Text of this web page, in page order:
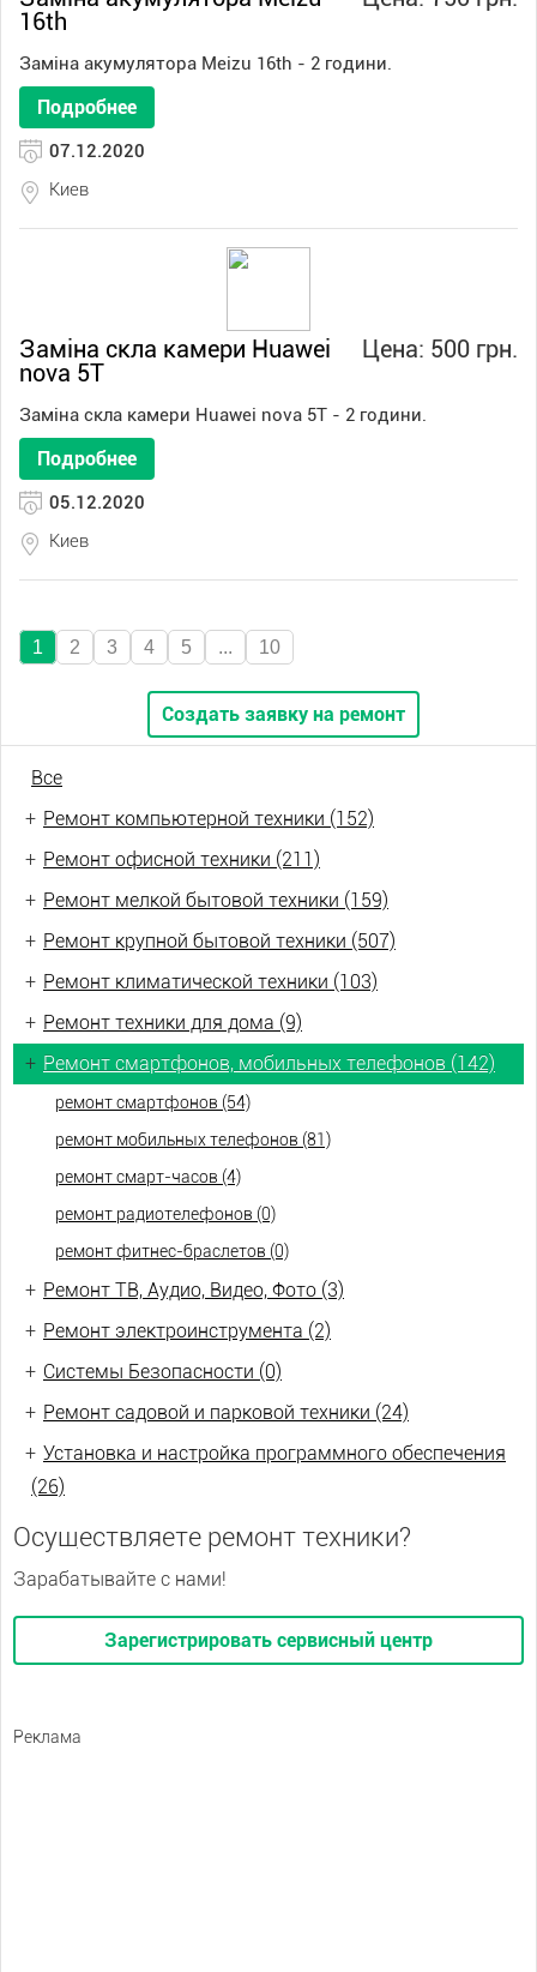
16th
Заміна акумулятора Meizu 16th - 2 години.
Подробнее
07.12.2020
Киев
Цена: 500 грн.
Заміна скла камери Huawei
nova 5T
Заміна скла камери Huawei nova 5T - 2 години.
Подробнее
05.12.2020
Киев
1 2 3 4 5 ... 10
Создать заявку на ремонт
Все
+ Ремонт компьютерной техники (152)
+ Ремонт офисной техники (211)
+ Ремонт мелкой бытовой техники (159)
+ Ремонт крупной бытовой техники (507)
+ Ремонт климатической техники (103)
+ Ремонт техники для дома (9)
+ Ремонт смартфонов, мобильных телефонов (142)
ремонт смартфонов (54)
ремонт мобильных телефонов (81)
ремонт смарт-часов (4)
ремонт радиотелефонов (0)
ремонт фитнес-браслетов (0)
+ Ремонт ТВ, Аудио, Видео, Фото (3)
+ Ремонт электроинструмента (2)
+ Системы Безопасности (0)
+ Ремонт садовой и парковой техники (24)
+ Установка и настройка программного обеспечения
(26)
Осуществляете ремонт техники?
Зарабатывайте с нами!
Зарегистрировать сервисный центр
Реклама